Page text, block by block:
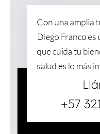
Con una amplia
Diego Franco es
que cuida tu
salud es lo más
+57